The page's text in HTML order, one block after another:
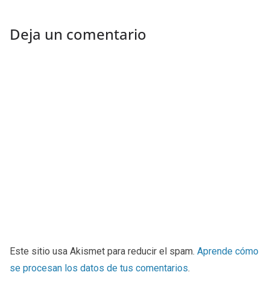
Deja un comentario
Este sitio usa Akismet para reducir el spam. Aprende cómo
se procesan los datos de tus comentarios.